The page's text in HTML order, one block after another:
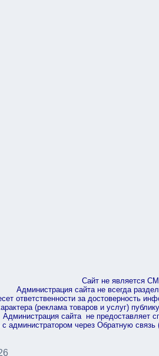
Сайт не является
Администрация сайта не всегда
ответственности за достоверность
(реклама товаров и услуг)
Администрация сайта не предоставляет
с администратором через Обратную связь